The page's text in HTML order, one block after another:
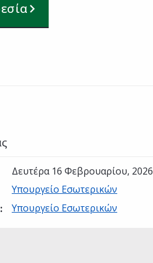
Δευτέρα 16 Φεβρουαρίου, 2026
Υπουργείο Εσωτερικών
: Υπουργείο Εσωτερικών